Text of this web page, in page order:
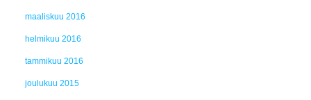
maaliskuu 2016
helmikuu 2016
tammikuu 2016
joulukuu 2015